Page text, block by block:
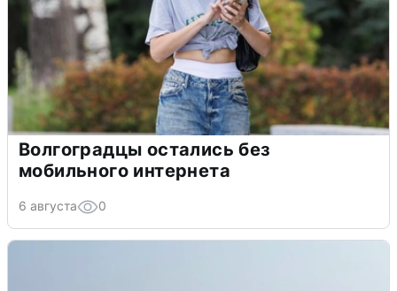
Волгоградцы остались без
мобильного интернета
6 августа 0